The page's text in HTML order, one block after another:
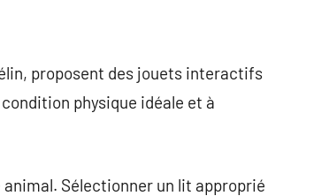
proposent des jouets interactifs
physique idéale et à
Sélectionner un lit approprié